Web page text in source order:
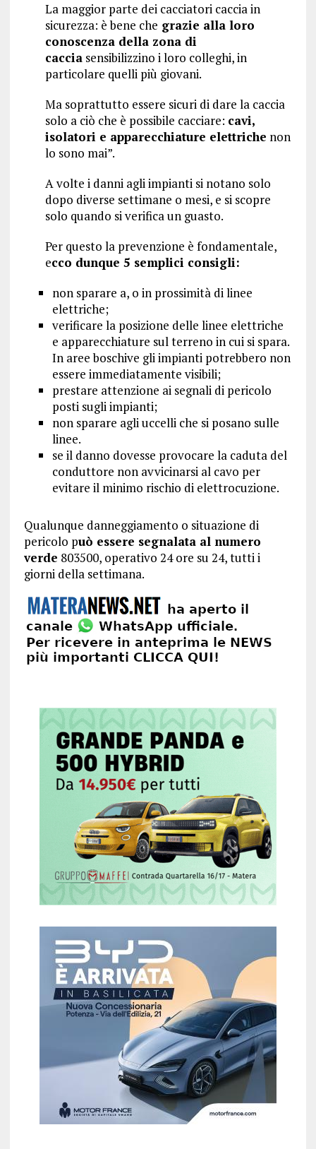
La maggior parte dei cacciatori caccia in
sicurezza: è bene che grazie alla loro
conoscenza della zona di
cacciasensibilizzino i loro colleghi, in
particolare quelli più giovani.
Ma soprattutto essere sicuri di dare la caccia
solo a ciò che è possibile cacciare: cavi,
isolatori e apparecchiature elettriche non
lo sono mai”.
A volte i danni agli impianti si notano solo
dopo diverse settimane o mesi, e si scopre
solo quando si verifica un guasto.
Per questo la prevenzione è fondamentale,
ecco dunque 5 semplici consigli:
non sparare a, o in prossimità di linee
elettriche;
verificare la posizione delle linee elettriche
e apparecchiature sul terreno in cui si spara.
In aree boschive gli impianti potrebbero non
essere immediatamente visibili;
prestare attenzione ai segnali di pericolo
posti sugli impianti;
non sparare agli uccelli che si posano sulle
linee.
se il danno dovesse provocare la caduta del
conduttore non avvicinarsi al cavo per
evitare il minimo rischio di elettrocuzione.
Qualunque danneggiamento o situazione di
pericolo può essere segnalata al numero
verde 803500, operativo 24 ore su 24, tutti i
giorni della settimana.